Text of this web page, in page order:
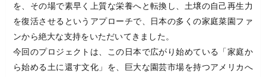
を、その場で素早く上質な栄養へと転換し、土壌の自己再生力
を復活させるというアプローチで、日本の多くの家庭菜園ファ
ンから絶大な支持をいただいてきました。
今回のプロジェクトは、この日本で広がり始めている「家庭か
ら始める土に還す文化」を、巨大な園芸市場を持つアメリカへ